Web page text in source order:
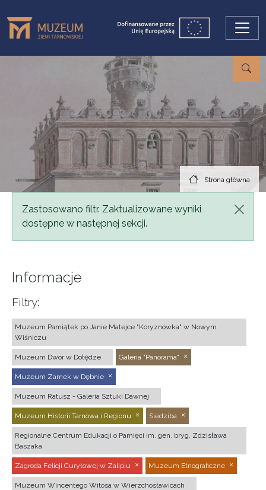
Strona główna
Komunikat
Zastosowano filtr. Zaktualizowane wyniki
dostępne w następnej sekcji.
Informacje
Filtry:
Muzeum Pamiątek po Janie Matejce "Koryznówka" w Nowym
Wiśniczu
Muzeum Dwór w Dołędze Galeria "Panorama"
Muzeum Zamek w Dębnie
Muzeum Ratusz - Galeria Sztuki Dawnej
Muzeum Historii Tarnowa i Regionu Siedziba
Regionalne Centrum Edukacji o Pamięci im. gen. bryg. Zdzisława
Baszaka
Zagroda Felicji Curyłowej w Zalipiu Muzeum Etnograficzne
Muzeum Wincentego Witosa w Wierzchosławicach